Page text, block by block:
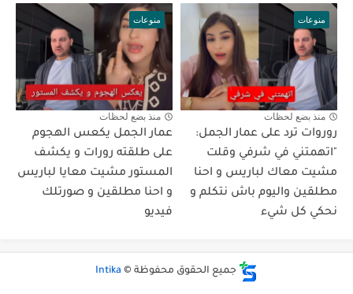
منوعات
منذ بضع لحظات
روروات ترد على عمار الجمل:
"اتهمتني في شرفي وقلت
مشيت معاك لباريس و احنا
مطلقين واليوم باش نتكلم و
نحكي كل شيء
منوعات
منذ بضع لحظات
عمار الجمل يكعس الهجوم
على طلقته رورات و يكشف
المستور مشيت معايا لباريس
و احنا مطلقين و صورتلك
فيديو
جميع الحقوق محفوظة © Intika